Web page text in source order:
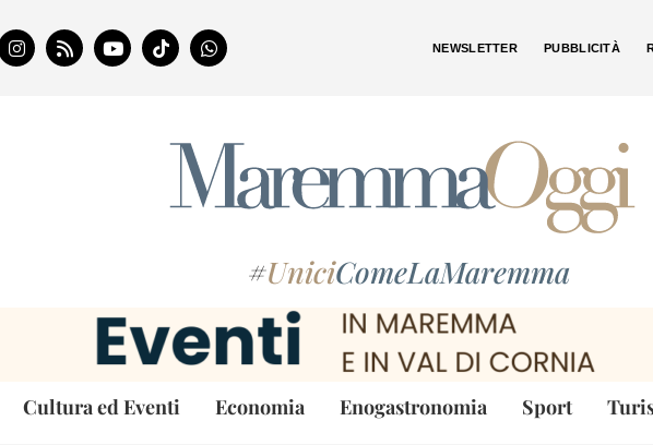
NEWSLETTER PUBBLICITÀ
#UniciComeLaMaremma
Cultura ed Eventi Economia Enogastronomia Sport